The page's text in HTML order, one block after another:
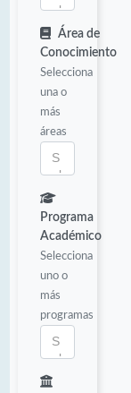
Área de
Conocimiento
Selecciona
una o
más
áreas
Programa
Académico
Selecciona
uno o
más
programas